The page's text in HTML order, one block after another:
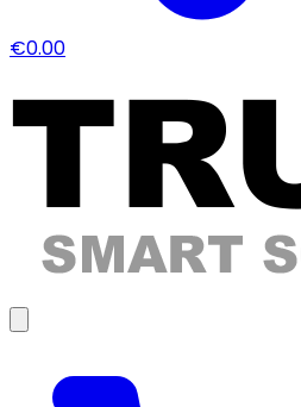
€0.00